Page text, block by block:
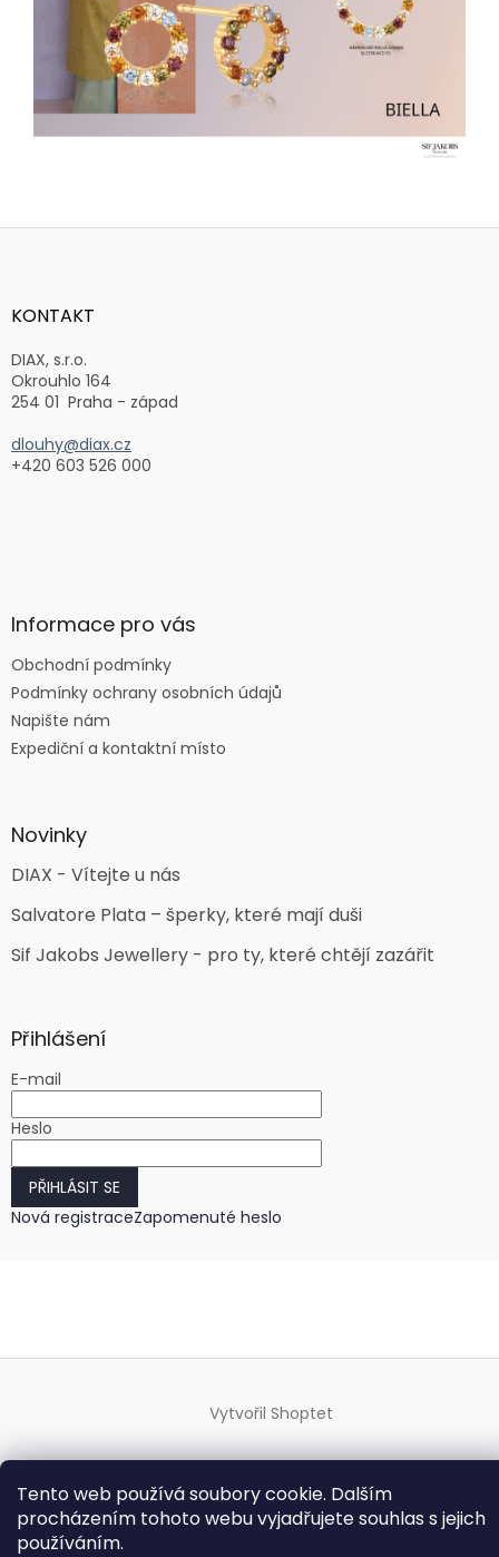
Tento web používá soubory cookie. Dalším
procházením tohoto webu vyjadřujete souhlas s jejich
používáním.
Z
aKONTAKT
DIAX, s.r.o.
Okrouhlo 164
254 01 Praha - západ
dlouhy@diax.cz
+420 603 526 000
Informace pro vás
Obchodní podmínky
Podmínky ochrany osobních údajů
Napište nám
Expediční a kontaktní místo
Novinky
DIAX - Vítejte u nás
Salvatore Plata – šperky, které mají duši
Sif Jakobs Jewellery - pro ty, které chtějí zazářit
Přihlášení
E-mail
Heslo
PŘIHLÁSIT SE
Nová registraceZapomenuté heslo
Vytvořil Shoptet
vyhrazena.Upravit nastavení cookies